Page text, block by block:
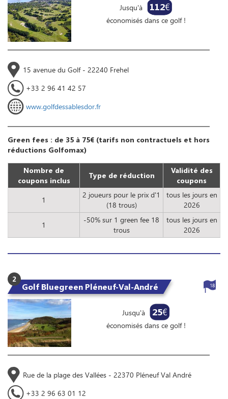
Jusqu'à 112€
économisés dans ce golf !
15 avenue du Golf - 22240 Frehel
+33 2 96 41 42 57
www.golfdessablesdor.fr
Green fees : de 35 à 75€ (tarifs non contractuels et hors
réductions Golfomax)
Nombre de
coupons inclus
Type de réduction
Validité des
coupons
1
2 joueurs pour le prix d'1
(18 trous)
tous les jours en
2026
1
-50% sur 1 green fee 18
trous
tous les jours en
2026
2
Golf Bluegreen Pléneuf-Val-André
Jusqu'à 25€
économisés dans ce golf !
18
Rue de la plage des Vallées - 22370 Pléneuf Val André
+33 2 96 63 01 12